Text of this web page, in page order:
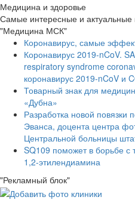
Медицина и здоровье
Самые интересные и
"Медицина МСК"
Коронавирус, самые
Коронавирус 2019-nCoV.
respiratory syndrome
коронавирус 2019-nCoV и
Товарный знак для
«Дубна»
Разработка новой повязки
Эванса, доцента центра
Центральной больницы
SQ109 поможет в борьбе с
1,2-этилендиамина
"Рекламный блок"